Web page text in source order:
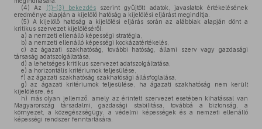
(4) Az (1)–(3) bekezdésszerint gyűjtött adatok, javaslatok értékelésének
eredménye alapján a kijelölő hatóság a kijelölési eljárást megindítja.
(5) A kijelölő hatóság a kijelölési eljárás során az alábbiak alapján dönt a
kritikus szervezet kijelöléséről:
a) a nemzeti ellenálló képességi stratégia,
b) a nemzeti ellenálló képességi kockázatértékelés,
c) az ágazati szakhatóság, további hatóság, állami szerv vagy gazdasági
társaság adatszolgáltatása,
d) a lehetséges kritikus szervezet adatszolgáltatása,
e) a horizontális kritériumok teljesülése,
f) az ágazati szakhatóság szakhatósági állásfoglalása,
g) az ágazati kritériumok teljesülése, ha ágazati szakhatóság nem került
kijelölésre, és
h) más olyan jellemző, amely az érintett szervezet esetében kihatással van
Magyarország társadalmi, gazdasági stabilitása, továbbá a biztonság, a
környezet, a közegészségügy, a védelmi képességek és a nemzeti ellenálló
képességi rendszer fenntartására.